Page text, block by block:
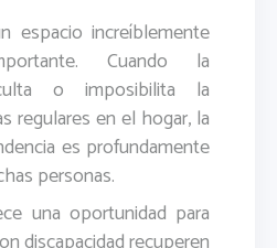
espacio increíblemente
Cuando la
o imposibilita la
regulares en el hogar, la
es profundamente
personas.
una oportunidad para